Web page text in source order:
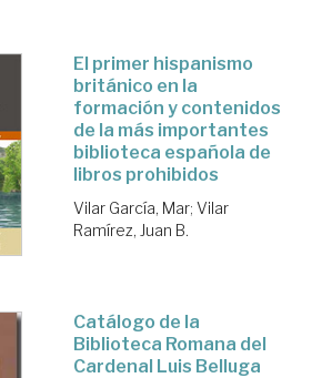
El primer hispanismo
británico en la
formación y contenidos
de la más importantes
biblioteca española de
libros prohibidos
Vilar García, Mar; Vilar
Ramírez, Juan B.
Catálogo de la
Biblioteca Romana del
Cardenal Luis Belluga